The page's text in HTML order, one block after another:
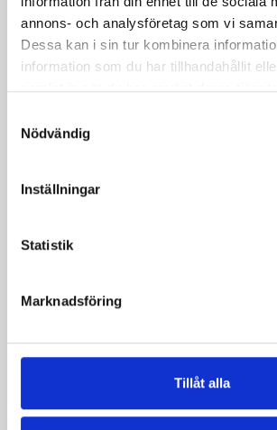
annons- och analysföretag som vi
Dessa kan i sin tur kombinera
information som du har tillhandahållit
samlat in när du har använt deras
Nödvändig
Inställningar
Statistik
Marknadsföring
Tillåt alla
Mellanmjölk
1000g